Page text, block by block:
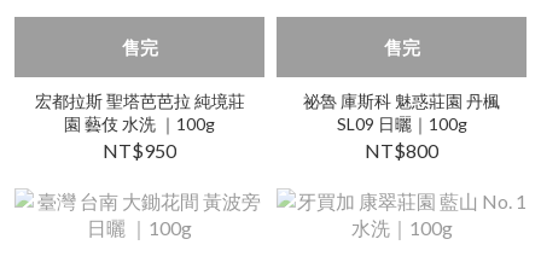
售完
宏都拉斯 聖塔芭芭拉 純境莊
園 藝伎 水洗 ｜100g
NT$950
售完
祕魯 庫斯科 魅惑莊園 丹楓
SL09 日曬｜100g
NT$800